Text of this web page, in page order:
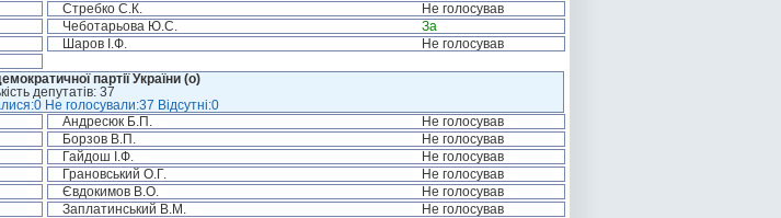
Стребко С.К.
Не голосував
Чеботарьова Ю.С.
За
Шаров І.Ф.
Не голосував
партії України (о)
депутатів: 37
Не голосували:37 Відсутні:0
Андресюк Б.П.
Не голосував
Борзов В.П.
Не голосував
Гайдош І.Ф.
Не голосував
Грановський О.Г.
Не голосував
Євдокимов В.О.
Не голосував
Заплатинський В.М.
Не голосував